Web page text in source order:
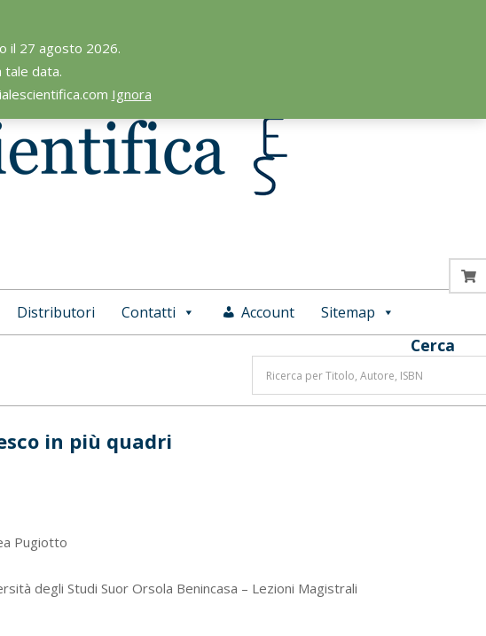
il 27 agosto 2026.
tale data.
Ignora
Distributori Contatti Account Sitemap
Cerca
in più quadri
Pugiotto
degli Studi Suor Orsola Benincasa – Lezioni Magistrali